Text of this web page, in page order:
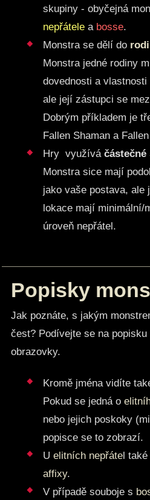
skupiny - obyčejná
nepřátelea bosse.
Monstra se dělí do
Monstra jedné rodiny
dovednosti a vlastnosti
ale její zástupci se
Dobrým příkladem je
Fallen Shaman a
Hry využívá částečné
Monstra sice mají
jako vaše postava, ale
lokace mají minimální/
úroveň nepřátel.
Popisky
Jak poznáte, s jakým
čest? Podívejte se na
obrazovky.
Kromě jména vidíte
Pokud se jedná o
nebo jejich poskoky
popisce se to zobrazí.
U elitních nepřátel také
affixy.
V případě souboje s